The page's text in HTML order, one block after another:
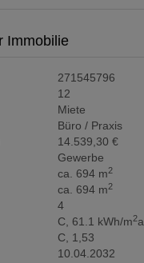
Immobilie
271545796
12
Miete
Büro / Praxis
14.539,30 €
Gewerbe
ca. 694 m2
ca. 694 m2
4
C, 61.1 kWh/m2a
C, 1,53
10.04.2032